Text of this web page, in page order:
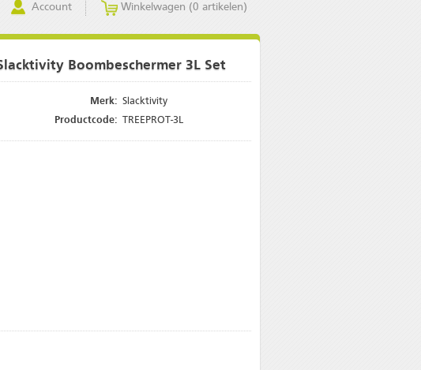
Account Winkelwagen (0 artikelen)
Boombeschermer 3L Set
Merk: Slacktivity
Productcode: TREEPROT-3L